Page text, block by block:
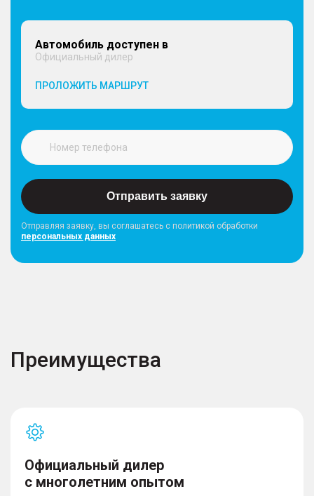
Автомобиль доступен в
Официальный дилер
ПРОЛОЖИТЬ МАРШРУТ
Отправить заявку
Отправляя заявку, вы соглашатесь с политикой обработки
персональных данных
Преимущества
Официальный дилер
с многолетним опытом